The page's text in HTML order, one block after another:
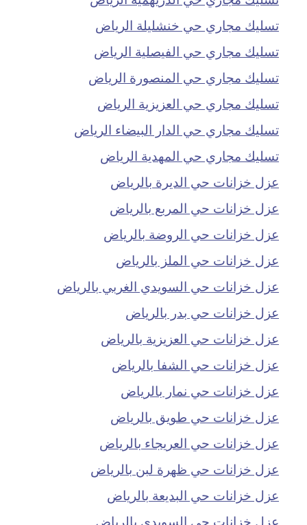
تسليك مجاري حي خنشليلة الرياض
تسليك مجاري حي الفيصلية الرياض
تسليك مجاري حي المنصورة الرياض
تسليك مجاري حي العزيزية الرياض
تسليك مجاري حي الدار البيضاء الرياض
تسليك مجاري حي المهدية الرياض
عزل خزانات حي الديرة بالرياض
عزل خزانات حي المربع بالرياض
عزل خزانات حي الروضة بالرياض
عزل خزانات حي الملز بالرياض
عزل خزانات حي السويدي الغربي بالرياض
عزل خزانات حي بدر بالرياض
عزل خزانات حي العزيزية بالرياض
عزل خزانات حي الشفا بالرياض
عزل خزانات حي نمار بالرياض
عزل خزانات حي طويق بالرياض
عزل خزانات حي العريجاء بالرياض
عزل خزانات حي ظهرة لبن بالرياض
عزل خزانات حي البديعة بالرياض
عزل خزانات حي السويدي بالرياض